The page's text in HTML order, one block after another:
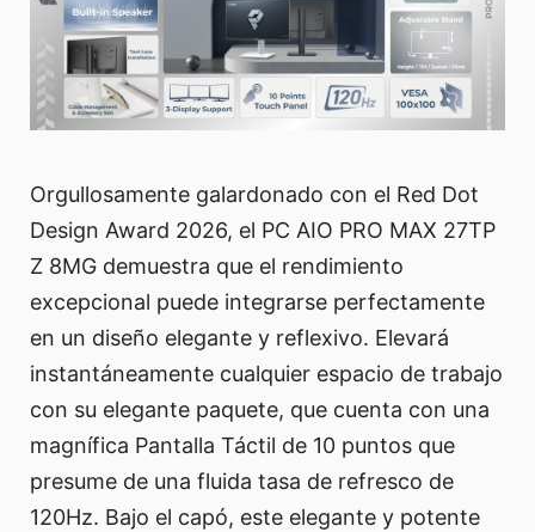
Orgullosamente galardonado con el Red Dot
Design Award 2026, el PC AIO PRO MAX 27TP
Z 8MG demuestra que el rendimiento
excepcional puede integrarse perfectamente
en un diseño elegante y reflexivo. Elevará
instantáneamente cualquier espacio de trabajo
con su elegante paquete, que cuenta con una
magnífica Pantalla Táctil de 10 puntos que
presume de una fluida tasa de refresco de
120Hz. Bajo el capó, este elegante y potente